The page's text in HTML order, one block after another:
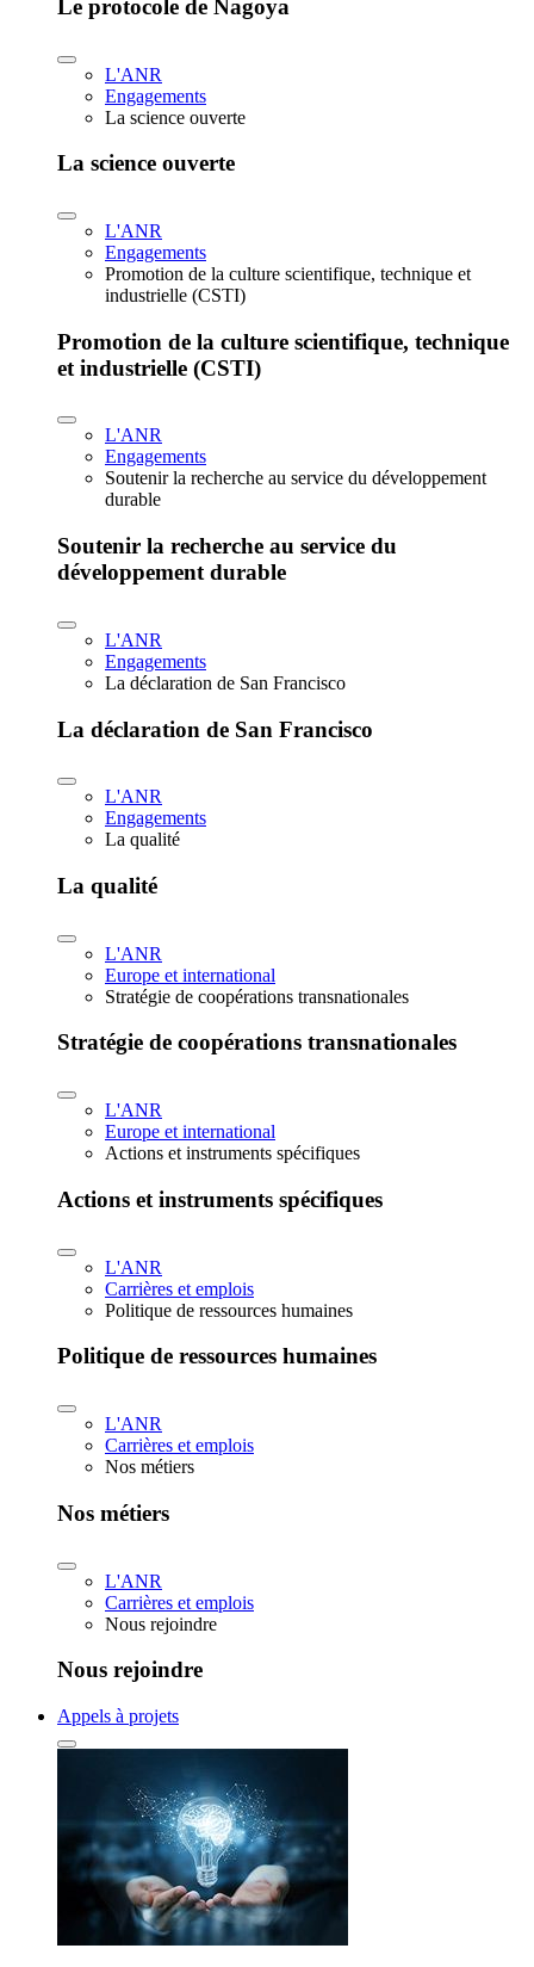
Le protocole de Nagoya
L'ANR
Engagements
La science ouverte
La science ouverte
L'ANR
Engagements
Promotion de la culture scientifique, technique et
industrielle (CSTI)
Promotion de la culture scientifique, technique
et industrielle (CSTI)
L'ANR
Engagements
Soutenir la recherche au service du développement
durable
Soutenir la recherche au service du
développement durable
L'ANR
Engagements
La déclaration de San Francisco
La déclaration de San Francisco
L'ANR
Engagements
La qualité
La qualité
L'ANR
Europe et international
Stratégie de coopérations transnationales
Stratégie de coopérations transnationales
L'ANR
Europe et international
Actions et instruments spécifiques
Actions et instruments spécifiques
L'ANR
Carrières et emplois
Politique de ressources humaines
Politique de ressources humaines
L'ANR
Carrières et emplois
Nos métiers
Nos métiers
L'ANR
Carrières et emplois
Nous rejoindre
Nous rejoindre
Appels à projets